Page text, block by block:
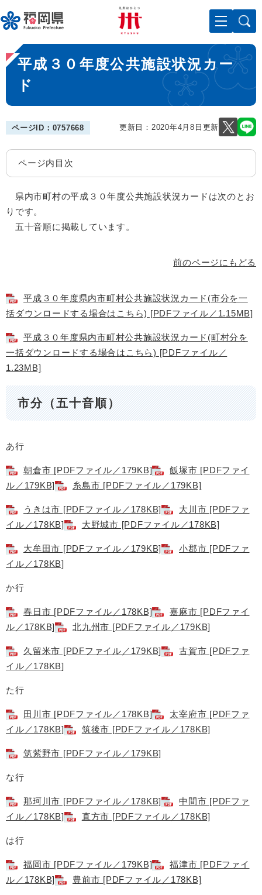
ー
ジ
先
頭
。
メニューを飛ばして本文へ
本
文
平成３０年度公共施設状況カー
ド
ページID：0757668 更新日：2020年4月8日更新
ページ内目次
県内市町村の平成３０年度公共施設状況カードは次のとお
りです。
五十音順に掲載しています。
前のページにもどる
平成３０年度県内市町村公共施設状況カード(市分を一
括ダウンロードする場合はこちら) [PDFファイル／1.15MB]
平成３０年度県内市町村公共施設状況カード(町村分を
一括ダウンロードする場合はこちら) [PDFファイル／
1.23MB]
市分（五十音順）
あ行
朝倉市 [PDFファイル／179KB]
飯塚市 [PDFファイ
ル／179KB]
糸島市 [PDFファイル／179KB]
うきは市 [PDFファイル／178KB]
大川市 [PDFファ
イル／178KB]
大野城市 [PDFファイル／178KB]
大牟田市 [PDFファイル／179KB]
小郡市 [PDFファ
イル／178KB]
か行
春日市 [PDFファイル／178KB]
嘉麻市 [PDFファイ
ル／178KB]
北九州市 [PDFファイル／179KB]
久留米市 [PDFファイル／179KB]
古賀市 [PDFファ
イル／178KB]
た行
田川市 [PDFファイル／178KB]
太宰府市 [PDFファ
イル／178KB]
筑後市 [PDFファイル／178KB]
筑紫野市 [PDFファイル／179KB]
な行
那珂川市 [PDFファイル／178KB]
中間市 [PDFファ
イル／178KB]
直方市 [PDFファイル／178KB]
は行
福岡市 [PDFファイル／179KB]
福津市 [PDFファイ
ル／178KB]
豊前市 [PDFファイル／178KB]